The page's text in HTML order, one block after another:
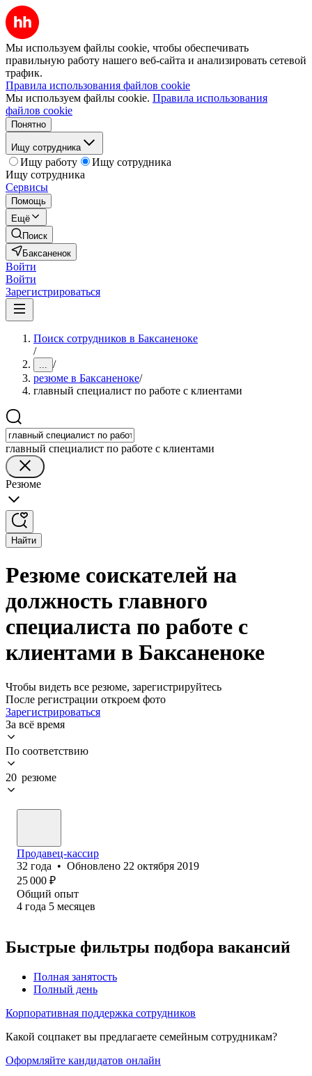
Мы используем файлы cookie, чтобы обеспечивать
правильную работу нашего веб-сайта и анализировать сетевой
трафик.
Правила использования файлов cookie
Мы используем файлы cookie. Правила использования
файлов cookie
Понятно
Ищу сотрудника
Ищу работу
Ищу сотрудника
Ищу сотрудника
Сервисы
Помощь
Ещё
Поиск
Баксаненок
Войти
Войти
Зарегистрироваться
Поиск сотрудников в Баксаненоке
/
... /
резюме в Баксаненоке/
главный специалист по работе с клиентами
главный специалист по работе с клиентами
Резюме
Найти
Резюме соискателей на
должность главного
специалиста по работе с
клиентами в Баксаненоке
Чтобы видеть все резюме, зарегистрируйтесь
После регистрации откроем фото
Зарегистрироваться
За всё время
По соответствию
20 резюме
Продавец-кассир
32 года • Обновлено 22 октября 2019
25 000 ₽
Общий опыт
4 года 5 месяцев
Быстрые фильтры подбора вакансий
Полная занятость
Полный день
Корпоративная поддержка сотрудников
Какой соцпакет вы предлагаете семейным сотрудникам?
Оформляйте кандидатов онлайн